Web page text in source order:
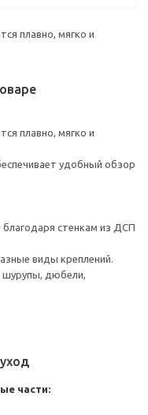
плавно, мягко и
плавно, мягко и
удобный обзор
стенкам из ДСП
виды креплений.
дюбели,
части: